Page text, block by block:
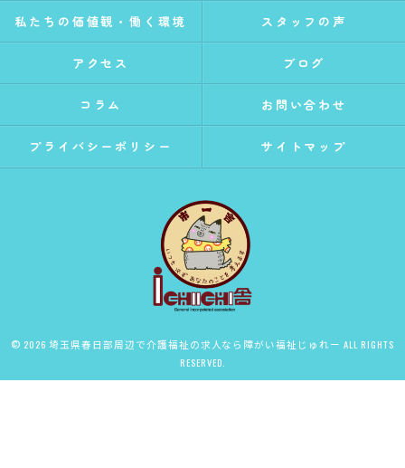
私たちの価値観・働く環境 スタッフの声
アクセス ブログ
コラム お問い合わせ
プライバシーポリシー サイトマップ
© 2026 埼玉県春日部周辺で介護福祉の求人なら障がい福祉じゅれー ALL RIGHTS
RESERVED.